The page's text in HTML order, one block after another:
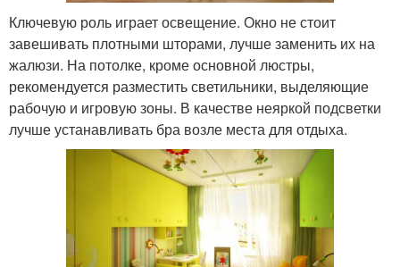
Ключевую роль играет освещение. Окно не стоит
завешивать плотными шторами, лучше заменить их на
жалюзи. На потолке, кроме основной люстры,
рекомендуется разместить светильники, выделяющие
рабочую и игровую зоны. В качестве неяркой подсветки
лучше устанавливать бра возле места для отдыха.